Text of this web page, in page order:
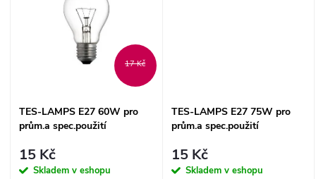
ů
17 Kč
TES-LAMPS E27 60W pro
prům.a spec.použití
15 Kč
Skladem v eshopu
TES-LAMPS E27 75W pro
prům.a spec.použití
15 Kč
Skladem v eshopu